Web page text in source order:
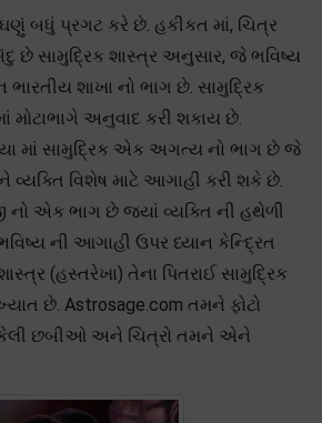
બધું પ્રગટ કરે છે. હકીકત માં, ચિત્ર
છે સામુદ્રિક શાસ્ત્ર અનુસાર, જે ભવિષ્ય
ભારતીય શાખા નો ભાગ છે. સામુદ્રિક
મોટાભાગે અનુવાદ કરી શકાય છે.
માં સામુદ્રિક એક અગત્ય નો ભાગ છે જે
વ્યક્તિ વિશેષ માટે આગાહી કરી શકે છે.
નો એક ભાગ છે જ્યાં વ્યક્તિ ની હથેળી
ની આગાહી ઉપર ધ્યાન કેન્દ્રિત
(હસ્તરેખા) તેના પિતરાઈ સામુદ્રિક
છે. Astrosage.com તમને ફોટો
છબીઓ અને ચિત્રો તમને એને